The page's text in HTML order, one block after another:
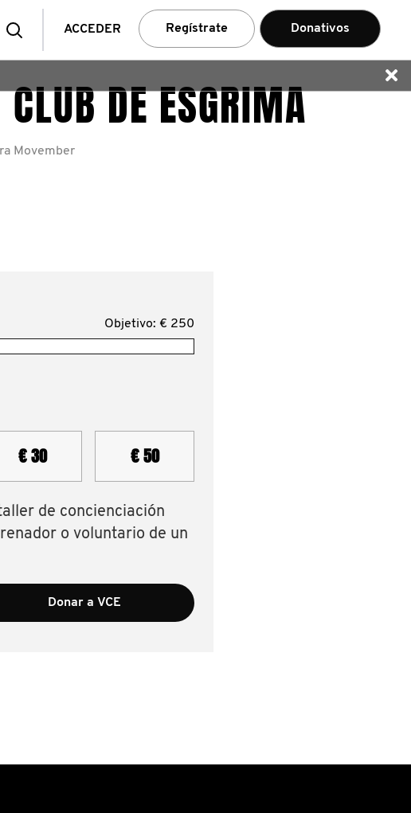
BuscarACCEDER Regístrate Donativos
DE ESGRIMA
Movember
Objetivo: € 250
€ 30 € 50
de concienciación
o voluntario de un
Donar a VCE